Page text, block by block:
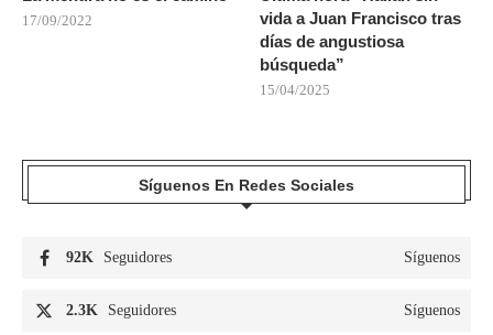
17/09/2022
vida a Juan Francisco tras
días de angustiosa
búsqueda”
15/04/2025
Síguenos En Redes Sociales
92K Seguidores Síguenos
2.3K Seguidores Síguenos